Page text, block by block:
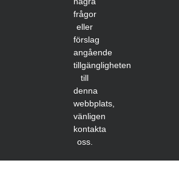
frågor
eller
förslag
angående
tillgängligheten
till
denna
webbplats,
vänligen
kontakta
oss.